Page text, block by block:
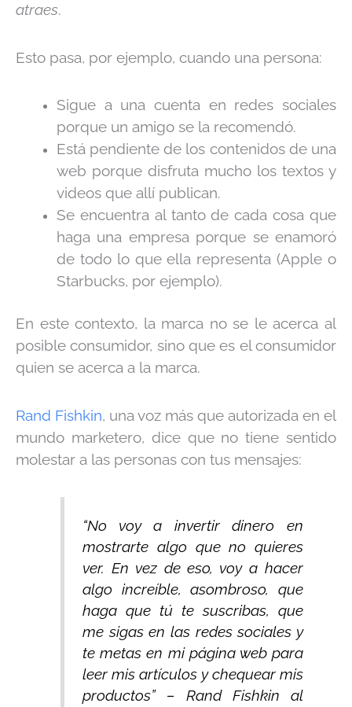
atraes.
Esto pasa, por ejemplo, cuando una persona:
Sigue a una cuenta en redes sociales
porque un amigo se la recomendó.
Está pendiente de los contenidos de una
web porque disfruta mucho los textos y
videos que allí publican.
Se encuentra al tanto de cada cosa que
haga una empresa porque se enamoró
de todo lo que ella representa (Apple o
Starbucks, por ejemplo).
En este contexto, la marca no se le acerca al
posible consumidor, sino que es el consumidor
quien se acerca a la marca.
Rand Fishkin, una voz más que autorizada en el
mundo marketero, dice que no tiene sentido
molestar a las personas con tus mensajes:
“No voy a invertir dinero en
mostrarte algo que no quieres
ver. En vez de eso, voy a hacer
algo increíble, asombroso, que
haga que tú te suscribas, que
me sigas en las redes sociales y
te metas en mi página web para
leer mis artículos y chequear mis
productos” – Rand Fishkin al